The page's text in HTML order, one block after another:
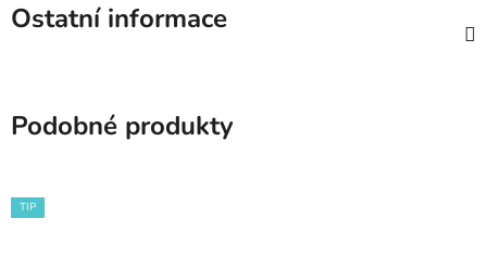
Ostatní informace
Podobné produkty
TIP